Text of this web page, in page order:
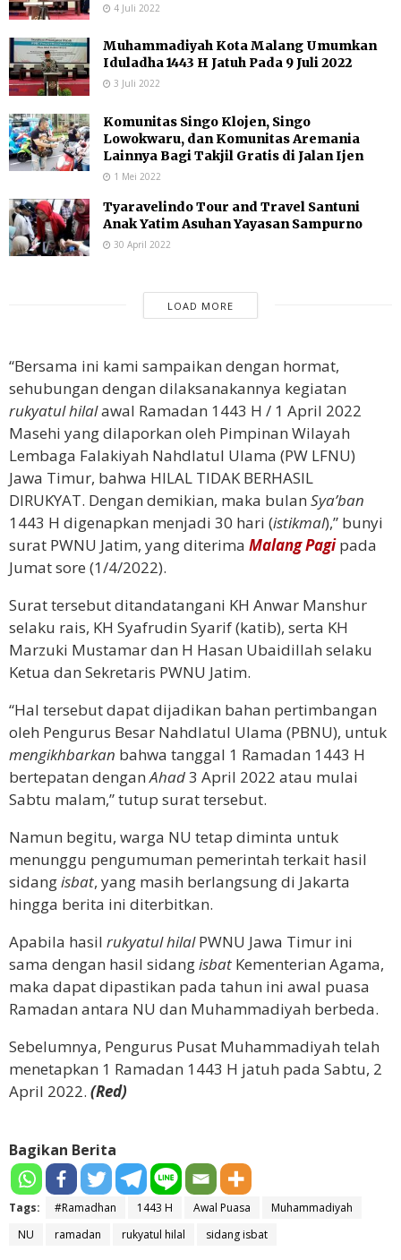
4 Juli 2022
Muhammadiyah Kota Malang Umumkan
Iduladha 1443 H Jatuh Pada 9 Juli 2022
3 Juli 2022
Komunitas Singo Klojen, Singo
Lowokwaru, dan Komunitas Aremania
Lainnya Bagi Takjil Gratis di Jalan Ijen
1 Mei 2022
Tyaravelindo Tour and Travel Santuni
Anak Yatim Asuhan Yayasan Sampurno
30 April 2022
LOAD MORE
“Bersama ini kami sampaikan dengan hormat,
sehubungan dengan dilaksanakannya kegiatan
rukyatul hilalawal Ramadan 1443 H / 1 April 2022
Masehi yang dilaporkan oleh Pimpinan Wilayah
Lembaga Falakiyah Nahdlatul Ulama (PW LFNU)
Jawa Timur, bahwa HILAL TIDAK BERHASIL
DIRUKYAT. Dengan demikian, maka bulan Sya’ban
1443 H digenapkan menjadi 30 hari (istikmal),” bunyi
surat PWNU Jatim, yang diterima Malang Pagipada
Jumat sore (1/4/2022).
Surat tersebut ditandatangani KH Anwar Manshur
selaku rais, KH Syafrudin Syarif (katib), serta KH
Marzuki Mustamar dan H Hasan Ubaidillah selaku
Ketua dan Sekretaris PWNU Jatim.
“Hal tersebut dapat dijadikan bahan pertimbangan
oleh Pengurus Besar Nahdlatul Ulama (PBNU), untuk
mengikhbarkan bahwa tanggal 1 Ramadan 1443 H
bertepatan denganAhad3 April 2022 atau mulai
Sabtu malam,” tutup surat tersebut.
Namun begitu, warga NU tetap diminta untuk
menunggu pengumuman pemerintah terkait hasil
sidangisbat, yang masih berlangsung di Jakarta
hingga berita ini diterbitkan.
Apabila hasil rukyatul hilalPWNU Jawa Timur ini
sama dengan hasil sidangisbat Kementerian Agama,
maka dapat dipastikan pada tahun ini awal puasa
Ramadan antara NU dan Muhammadiyah berbeda.
Sebelumnya, Pengurus Pusat Muhammadiyah telah
menetapkan 1 Ramadan 1443 H jatuh pada Sabtu, 2
April 2022. (Red)
Bagikan Berita
Tags: #Ramadhan 1443 H Awal Puasa
Muhammadiyah
NU
ramadan rukyatul hilal sidang isbat